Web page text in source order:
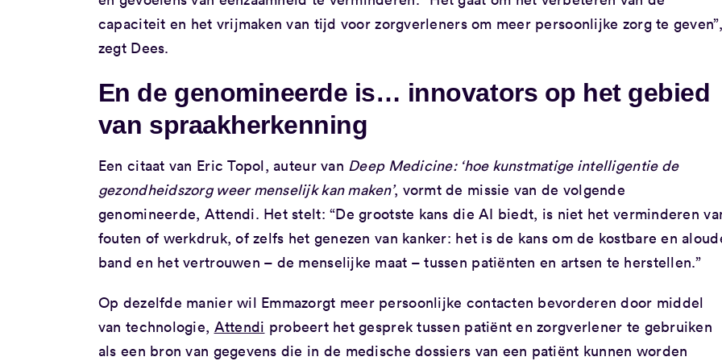
capaciteit en het vrijmaken van tijd voor zorgverleners om meer persoonlijke zorg te geven”,
zegt Dees.
En de genomineerde is… innovators op het gebied
van spraakherkenning
Een citaat van Eric Topol, auteur van Deep Medicine: ‘hoe kunstmatige intelligentie de
gezondheidszorg weer menselijk kan maken’, vormt de missie van de volgende
genomineerde, Attendi. Het stelt: “De grootste kans die AI biedt, is niet het verminderen
fouten of werkdruk, of zelfs het genezen van kanker: het is de kans om de kostbare en
band en het vertrouwen – de menselijke maat – tussen patiënten en artsen te herstellen.”
Op dezelfde manier wil Emmazorgt meer persoonlijke contacten bevorderen door middel
van technologie, Attendi probeert het gesprek tussen patiënt en zorgverlener te gebruiken
als een bron van gegevens die in de medische dossiers van een patiënt kunnen worden